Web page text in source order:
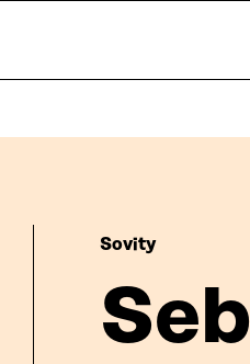
Sovity